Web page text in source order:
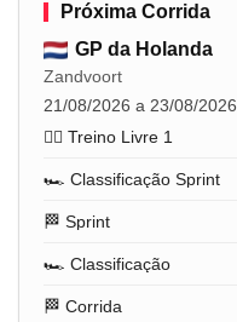
Próxima Corrida
GP da Holanda
Zandvoort
21/08/2026 a 23/08/2026
🏋️‍♂️ Treino Livre 1
🏎️ Classificação Sprint
🏁 Sprint
🏎️ Classificação
🏁 Corrida